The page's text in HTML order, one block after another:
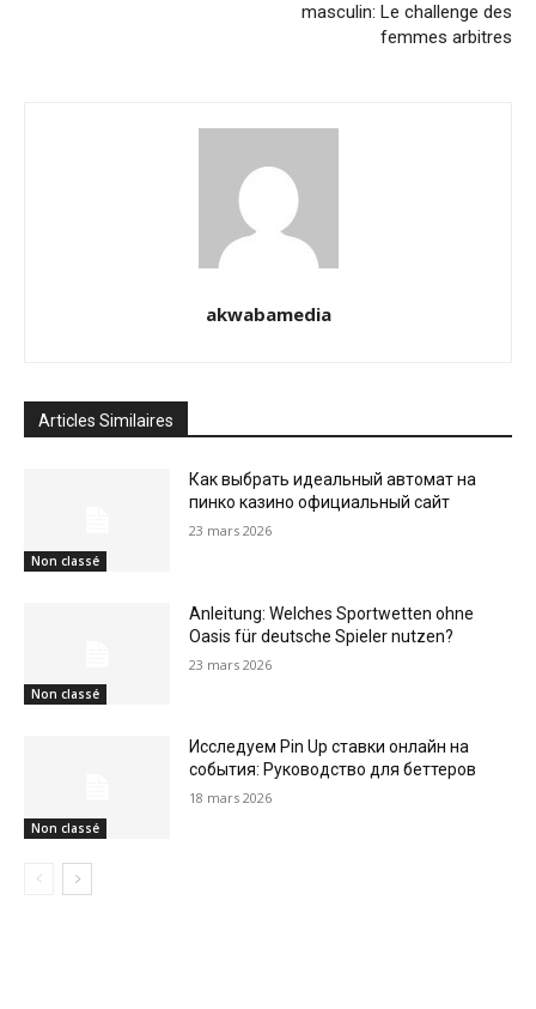
masculin: Le challenge des
femmes arbitres
akwabamedia
Articles Similaires
Non classé
Как выбрать идеальный автомат на
пинко казино официальный сайт
23 mars 2026
Non classé
Anleitung: Welches Sportwetten ohne
Oasis für deutsche Spieler nutzen?
23 mars 2026
Non classé
Исследуем Pin Up ставки онлайн на
события: Руководство для беттеров
18 mars 2026